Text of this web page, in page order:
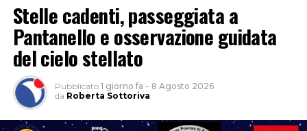
Stelle cadenti, passeggiata a
Pantanello e osservazione guidata
del cielo stellato
Pubblicato 1 giorno fa – 8 Agosto 2026
da Roberta Sottoriva